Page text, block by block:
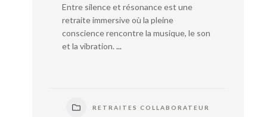
Entre silence et résonance est une
retraite immersive où la pleine
conscience rencontre la musique, le son
et la vibration. ...
RETRAITES COLLABORATEUR